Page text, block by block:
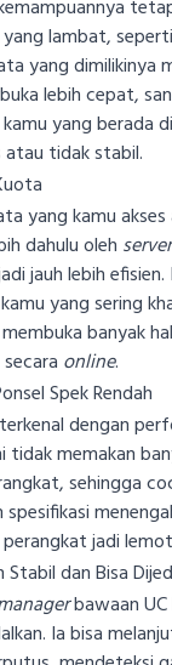
lambat,
yang dimilikinya
lebih cepat,
yang berada
tidak stabil.
yang kamu akses
dahulu oleh server
jauh lebih efisien.
yang sering
banyak
online.
Spek Rendah
dengan
tidak memakan
sehingga
jadi
Stabil dan Bisa
bawaan
Ia bisa